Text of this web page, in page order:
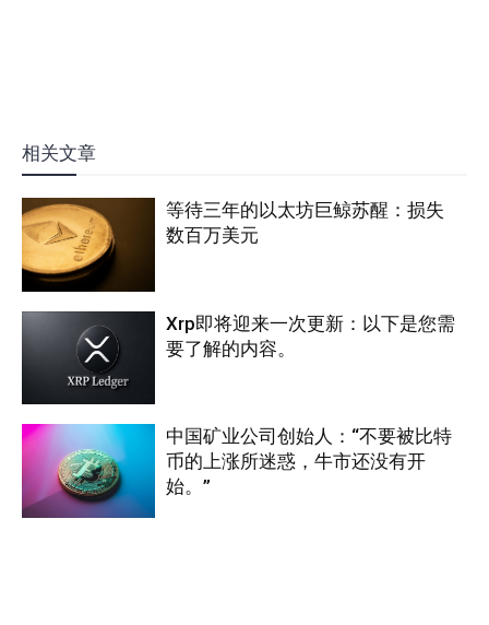
相关文章
等待三年的以太坊巨鲸苏醒：损失
数百万美元
Xrp即将迎来一次更新：以下是您需
要了解的内容。
中国矿业公司创始人：“不要被比特
币的上涨所迷惑，牛市还没有开
始。”